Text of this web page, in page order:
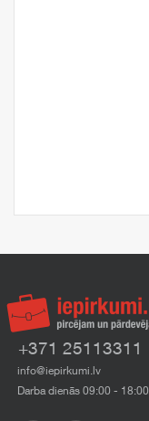
+371 25113311
info@iepirkumi.lv
Darba dienās 09:00 - 18:00